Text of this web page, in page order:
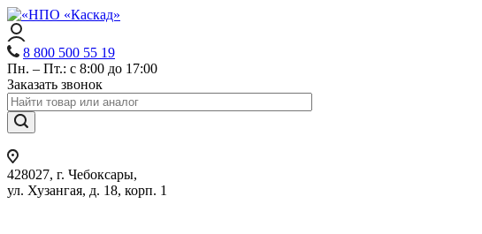
8 800 500 55 19
Пн. – Пт.: с 8:00 до 17:00
Заказать звонок
428027, г. Чебоксары,
ул. Хузангая, д. 18, корп. 1